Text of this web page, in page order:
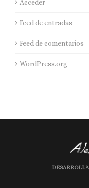
Acceder
Feed de entradas
Feed de comentarios
WordPress.org